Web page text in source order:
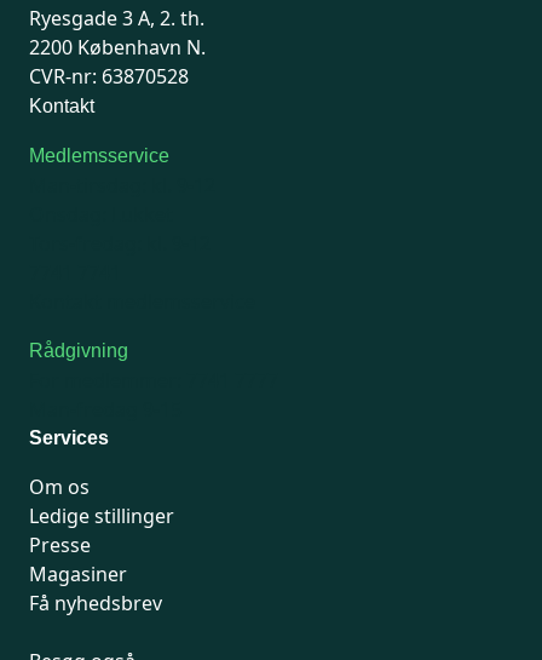
Ryesgade 3 A, 2. th.
2200 København N.
CVR-nr: 63870528
Kontakt
Medlemsservice
Rådgivning
Services
Om os
Ledige stillinger
Presse
Magasiner
Få nyhedsbrev